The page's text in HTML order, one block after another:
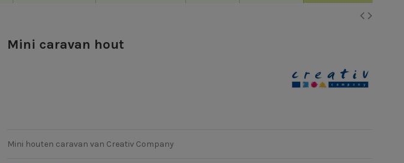
Mini caravan hout
Mini houten caravan van Creativ Company